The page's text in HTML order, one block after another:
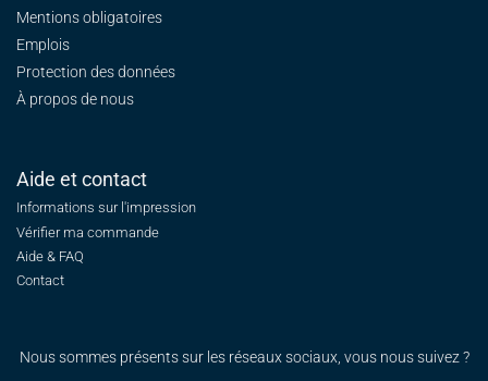
Mentions obligatoires
Emplois
Protection des données
À propos de nous
Aide et contact
Informations sur l'impression
Vérifier ma commande
Aide & FAQ
Contact
Nous sommes présents sur les réseaux sociaux, vous nous suivez ?